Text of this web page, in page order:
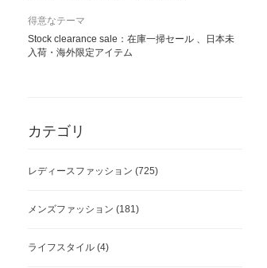
得意なテーマ
Stock clearance sale：在庫一掃セール 、日本未
入荷・海外限定アイテム
カテゴリ
レディースファッション (725)
メンズファッション (181)
ライフスタイル (4)